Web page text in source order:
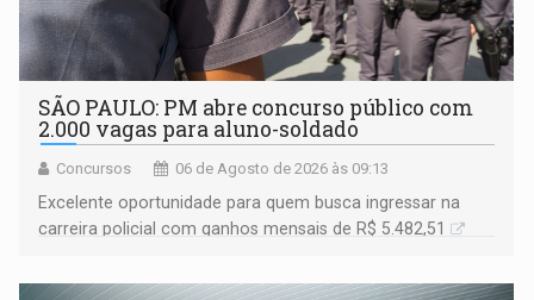
SÃO PAULO: PM abre concurso público com
2.000 vagas para aluno-soldado
Concursos 06 de Agosto de 2026 às 09:13
Excelente oportunidade para quem busca ingressar na
carreira policial com ganhos mensais de R$ 5.482,51